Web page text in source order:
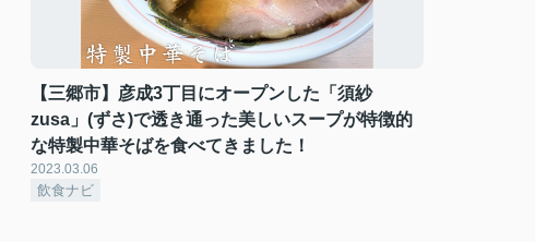
【三郷市】彦成3丁目にオープンした「須紗
zusa」(ずさ)で透き通った美しいスープが特徴的
な特製中華そばを食べてきました！
2023.03.06
飲食ナビ